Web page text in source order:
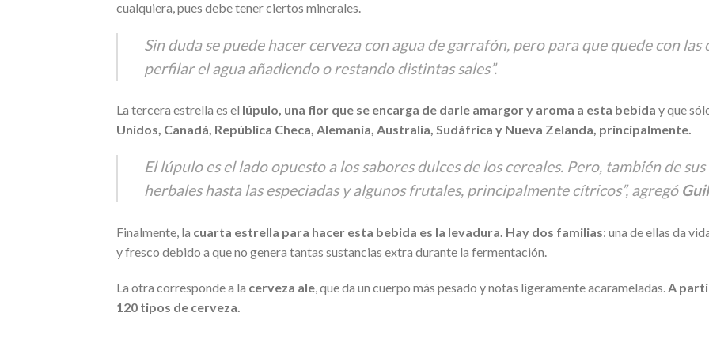
cualquiera, pues debe tener ciertos minerales.
Sin duda se puede hacer cerveza con agua de garrafón, pero para que quede con
perfilar el agua añadiendo o restando distintas sales”.
La tercera estrella es el lúpulo, una flor que se encarga de darle amargor y aroma a esta bebida y que
Unidos, Canadá, República Checa, Alemania, Australia, Sudáfrica y Nueva Zelanda, principalmente.
El lúpulo es el lado opuesto a los sabores dulces de los cereales. Pero, también de
herbales hasta las especiadas y algunos frutales, principalmente cítricos”, agregó
Finalmente, la cuarta estrella para hacer esta bebida es la levadura. Hay dos familias: una de ellas da
y fresco debido a que no genera tantas sustancias extra durante la fermentación.
La otra corresponde a la cerveza ale , que da un cuerpo más pesado y notas ligeramente acarameladas. A
120 tipos de cerveza.